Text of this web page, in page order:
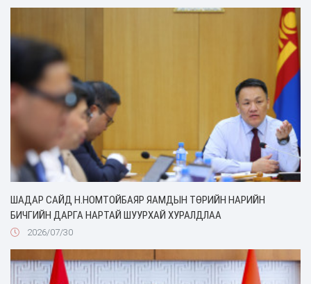
ШАДАР САЙД Н.НОМТОЙБАЯР ЯАМДЫН ТӨРИЙН НАРИЙН
БИЧГИЙН ДАРГА НАРТАЙ ШУУРХАЙ ХУРАЛДЛАА
2026/07/30